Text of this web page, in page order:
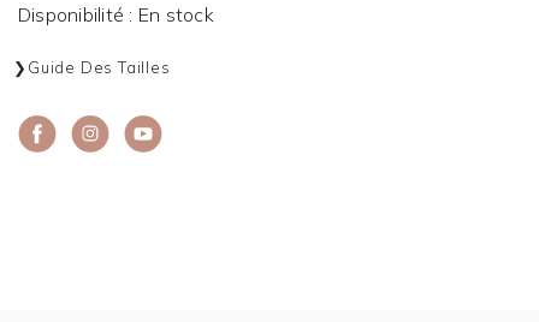
Disponibilité : En stock
Guide Des Tailles